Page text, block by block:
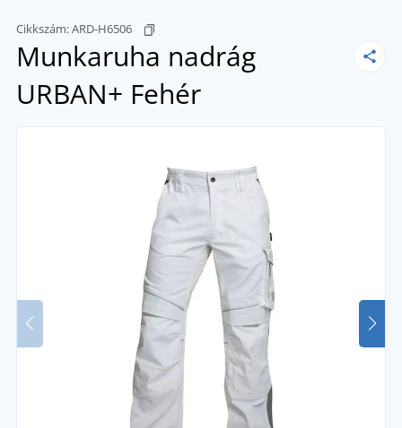
Cikkszám:ARD-H6506
Munkaruha nadrág
URBAN+ Fehér